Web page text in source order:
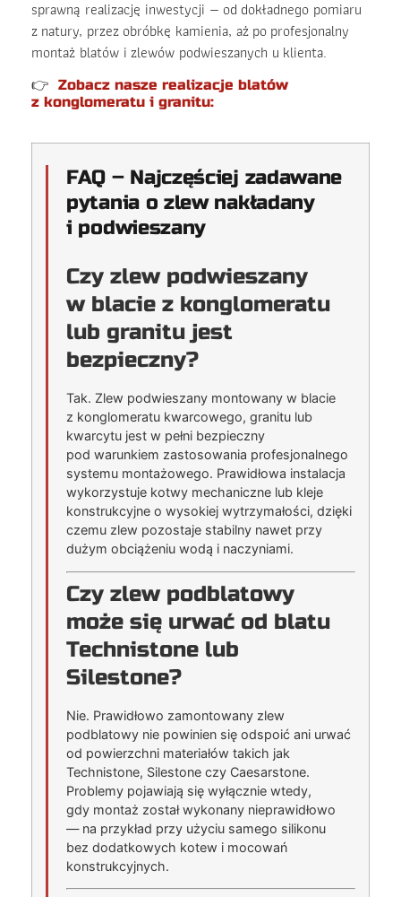
sprawną realizację inwestycji — od dokładnego pomiaru
z natury, przez obróbkę kamienia, aż po profesjonalny
montaż blatów i zlewów podwieszanych u klienta.
👉 Zobacz nasze realizacje blatów
z konglomeratu i granitu:
FAQ – Najczęściej zadawane
pytania o zlew nakładany
i podwieszany
Czy zlew podwieszany
w blacie z konglomeratu
lub granitu jest
bezpieczny?
Tak. Zlew podwieszany montowany w blacie
z konglomeratu kwarcowego, granitu lub
kwarcytu jest w pełni bezpieczny
pod warunkiem zastosowania profesjonalnego
systemu montażowego. Prawidłowa instalacja
wykorzystuje kotwy mechaniczne lub kleje
konstrukcyjne o wysokiej wytrzymałości, dzięki
czemu zlew pozostaje stabilny nawet przy
dużym obciążeniu wodą i naczyniami.
Czy zlew podblatowy
może się urwać od blatu
Technistone lub
Silestone?
Nie. Prawidłowo zamontowany zlew
podblatowy nie powinien się odspoić ani urwać
od powierzchni materiałów takich jak
Technistone, Silestone czy Caesarstone.
Problemy pojawiają się wyłącznie wtedy,
gdy montaż został wykonany nieprawidłowo
— na przykład przy użyciu samego silikonu
bez dodatkowych kotew i mocowań
konstrukcyjnych.